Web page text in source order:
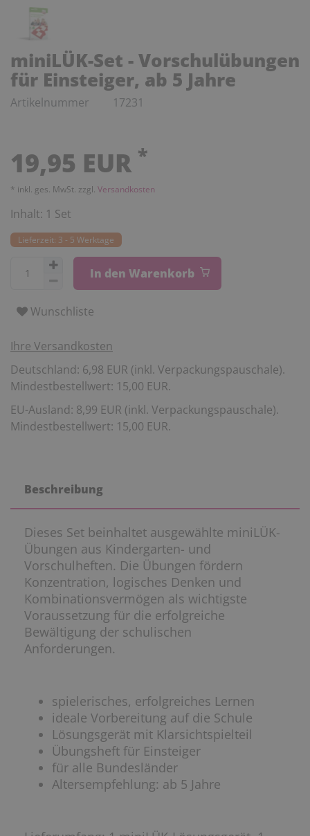
miniLÜK-Set - Vorschulübungen
für Einsteiger, ab 5 Jahre
Artikelnummer 17231
19,95 EUR *
* inkl. ges. MwSt. zzgl. Versandkosten
Inhalt: 1 Set
Lieferzeit: 3 - 5 Werktage
In den Warenkorb
Wunschliste
Ihre Versandkosten
Deutschland: 6,98 EUR (inkl. Verpackungspauschale).
Mindestbestellwert: 15,00 EUR.
EU-Ausland: 8,99 EUR (inkl. Verpackungspauschale).
Mindestbestellwert: 15,00 EUR.
Beschreibung
Dieses Set beinhaltet ausgewählte miniLÜK-
Übungen aus Kindergarten- und
Vorschulheften. Die Übungen fördern
Konzentration, logisches Denken und
Kombinationsvermögen als wichtigste
Voraussetzung für die erfolgreiche
Bewältigung der schulischen
Anforderungen.
spielerisches, erfolgreiches Lernen
ideale Vorbereitung auf die Schule
Lösungsgerät mit Klarsichtspielteil
Übungsheft für Einsteiger
für alle Bundesländer
Altersempfehlung: ab 5 Jahre